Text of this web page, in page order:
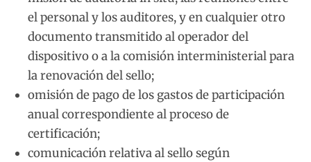
el personal y los auditores, y en cualquier otro
documento transmitido al operador del
dispositivo o a la comisión interministerial para
la renovación del sello;
omisión de pago de los gastos de participación
anual correspondiente al proceso de
certificación;
comunicación relativa al sello según